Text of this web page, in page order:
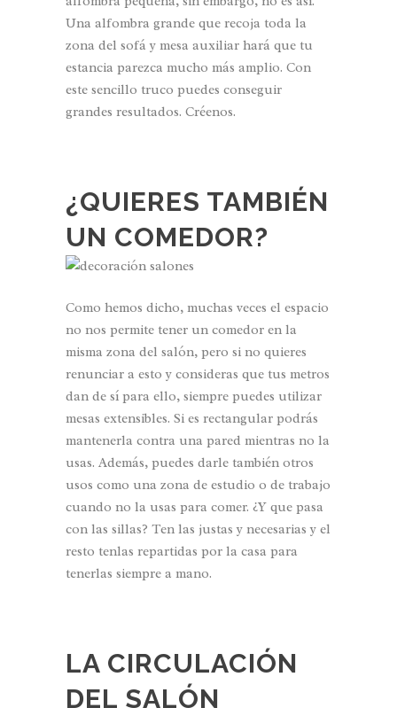
Una alfombra grande que recoja toda la
zona del sofá y mesa auxiliar hará que tu
estancia parezca mucho más amplio. Con
este sencillo truco puedes conseguir
grandes resultados. Créenos.
¿QUIERES TAMBIÉN
UN COMEDOR?
Como hemos dicho, muchas veces el espacio
no nos permite tener un comedor en la
misma zona del salón, pero si no quieres
renunciar a esto y consideras que tus metros
dan de sí para ello, siempre puedes utilizar
mesas extensibles. Si es rectangular podrás
mantenerla contra una pared mientras no la
usas. Además, puedes darle también otros
usos como una zona de estudio o de trabajo
cuando no la usas para comer. ¿Y que pasa
con las sillas? Ten las justas y necesarias y el
resto tenlas repartidas por la casa para
tenerlas siempre a mano.
LA CIRCULACIÓN
DEL SALÓN